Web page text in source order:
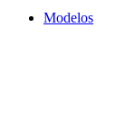
Modelos